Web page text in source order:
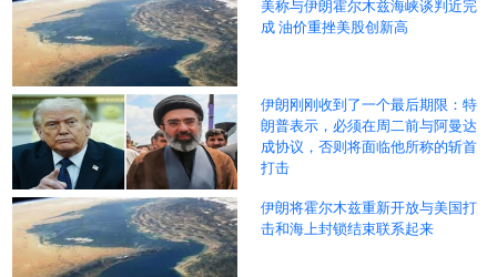
美称与伊朗霍尔木兹海峡谈判近完
成 油价重挫美股创新高
伊朗刚刚收到了一个最后期限：特
朗普表示，必须在周二前与阿曼达
成协议，否则将面临他所称的斩首
打击
伊朗将霍尔木兹重新开放与美国打
击和海上封锁结束联系起来